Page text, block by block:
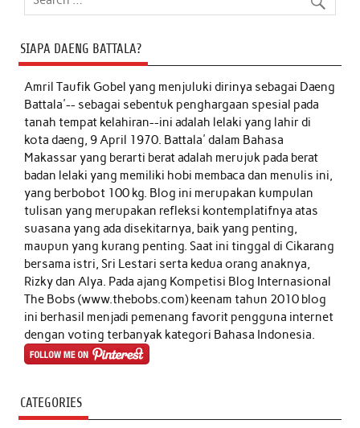
SIAPA DAENG BATTALA?
Amril Taufik Gobelyang menjuluki dirinya sebagai Daeng
Battala'-- sebagai sebentuk penghargaan spesial pada
tanah tempat kelahiran--ini adalah lelaki yang lahir di
kota daeng, 9 April 1970. Battala' dalam Bahasa
Makassar yang berarti berat adalah merujuk pada berat
badan lelaki yang memiliki hobi membaca dan menulis ini,
yang berbobot 100 kg. Blog ini merupakan kumpulan
tulisan yang merupakan refleksi kontemplatifnya atas
suasana yang ada disekitarnya, baik yang penting,
maupun yang kurang penting. Saat ini tinggal di Cikarang
bersama istri, Sri Lestari serta kedua orang anaknya,
Rizky dan Alya. Pada ajang Kompetisi Blog Internasional
The Bobs (www.thebobs.com) keenam tahun 2010 blog
ini berhasil menjadi pemenang favorit pengguna internet
dengan voting terbanyak kategori Bahasa Indonesia.
CATEGORIES